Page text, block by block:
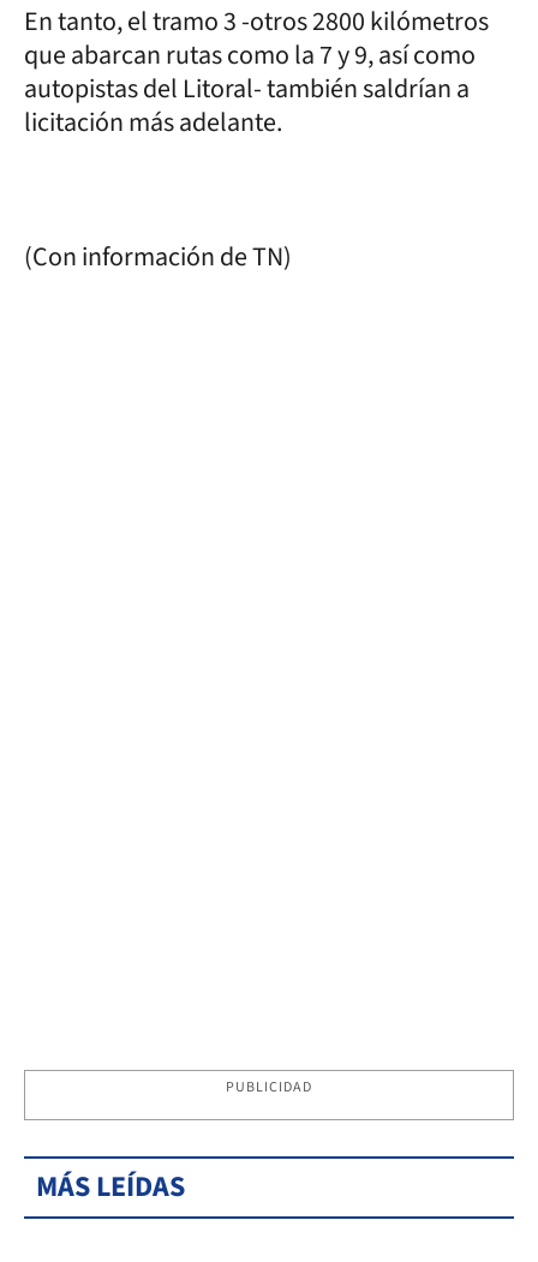
En tanto, el tramo 3 -otros 2800 kilómetros
que abarcan rutas como la 7 y 9, así como
autopistas del Litoral- también saldrían a
licitación más adelante.
(Con información de TN)
PUBLICIDAD
MÁS LEÍDAS